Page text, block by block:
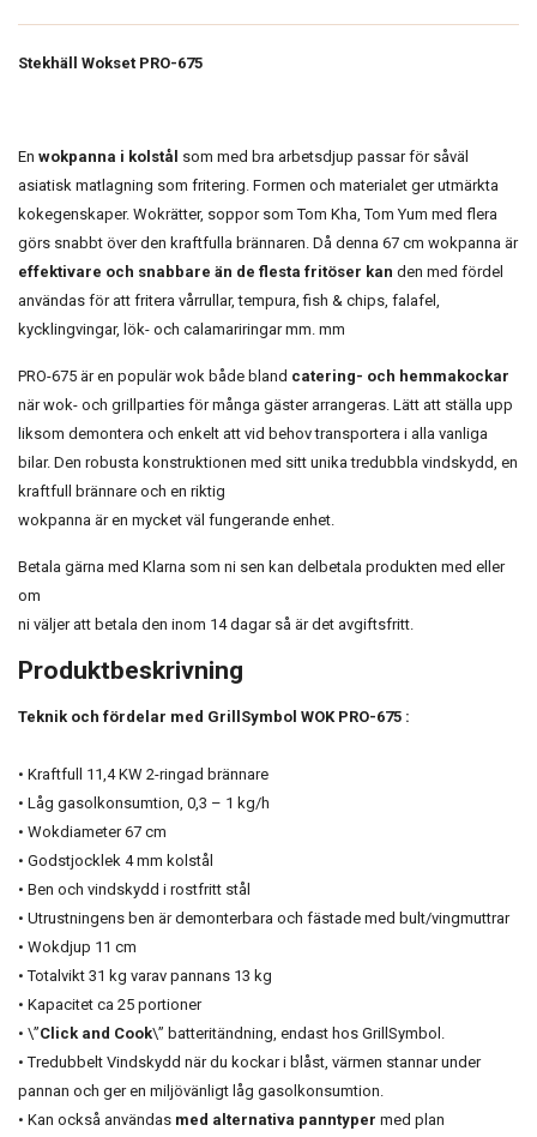
Stekhäll Wokset PRO-675
En wokpanna i kolstål som med bra arbetsdjup passar för såväl
asiatisk matlagning som fritering. Formen och materialet ger utmärkta
kokegenskaper. Wokrätter, soppor som Tom Kha, Tom Yum med flera
görs snabbt över den kraftfulla brännaren. Då denna 67 cm wokpanna är
effektivare och snabbare än de flesta fritöser kan den med fördel
användas för att fritera vårrullar, tempura, fish & chips, falafel,
kycklingvingar, lök- och calamariringar mm. mm
PRO-675 är en populär wok både bland catering- och hemmakockar
när wok- och grillparties för många gäster arrangeras. Lätt att ställa upp
liksom demontera och enkelt att vid behov transportera i alla vanliga
bilar. Den robusta konstruktionen med sitt unika tredubbla vindskydd, en
kraftfull brännare och en riktig
wokpanna är en mycket väl fungerande enhet.
Betala gärna med Klarna som ni sen kan delbetala produkten med eller
om
ni väljer att betala den inom 14 dagar så är det avgiftsfritt.
Produktbeskrivning
Teknik och fördelar med GrillSymbol WOK PRO-675 :
• Kraftfull 11,4 KW 2-ringad brännare
• Låg gasolkonsumtion, 0,3 – 1 kg/h
• Wokdiameter 67 cm
• Godstjocklek 4 mm kolstål
• Ben och vindskydd i rostfritt stål
• Utrustningens ben är demonterbara och fästade med bult/vingmuttrar
• Wokdjup 11 cm
• Totalvikt 31 kg varav pannans 13 kg
• Kapacitet ca 25 portioner
• \”Click and Cook\” batteritändning, endast hos GrillSymbol.
• Tredubbelt Vindskydd när du kockar i blåst, värmen stannar under
pannan och ger en miljövänligt låg gasolkonsumtion.
• Kan också användas med alternativa panntyper med plan